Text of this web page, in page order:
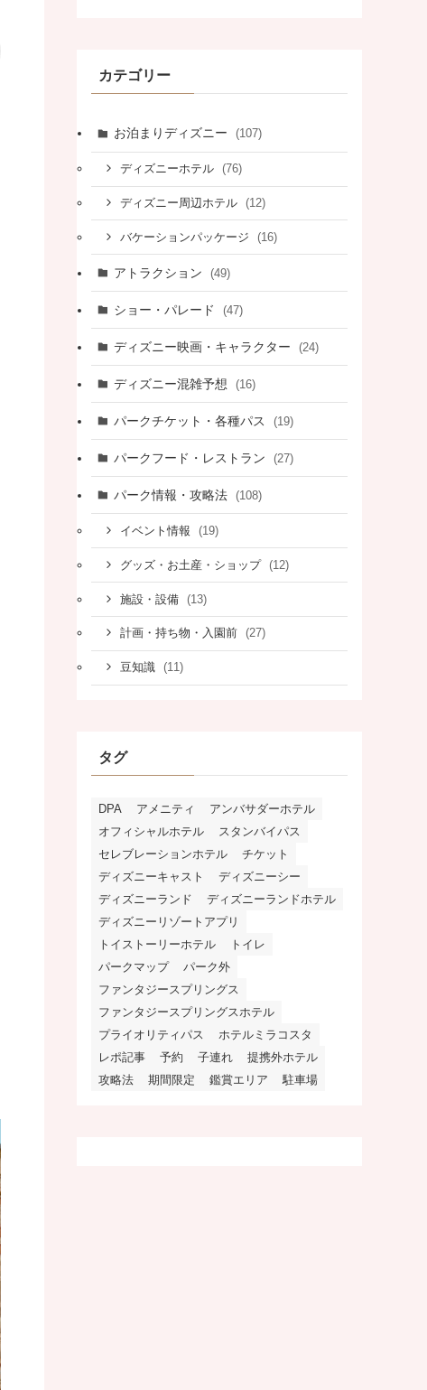
カテゴリー
お泊まりディズニー (107)
ディズニーホテル (76)
ディズニー周辺ホテル (12)
バケーションパッケージ (16)
アトラクション (49)
ショー・パレード (47)
ディズニー映画・キャラクター (24)
ディズニー混雑予想 (16)
パークチケット・各種パス (19)
パークフード・レストラン (27)
パーク情報・攻略法 (108)
イベント情報 (19)
グッズ・お土産・ショップ (12)
施設・設備 (13)
計画・持ち物・入園前 (27)
豆知識 (11)
タグ
DPA アメニティ
アンバサダーホテル
オフィシャルホテル
スタンバイパス
セレブレーションホテル
チケット
ディズニーキャスト
ディズニーシー
ディズニーランド
ディズニーランドホテル
ディズニーリゾートアプリ
トイストーリーホテル
トイレ
パークマップ
パーク外
ファンタジースプリングス
ファンタジースプリングスホテル
プライオリティパス
ホテルミラコスタ
レポ記事
予約 子連れ
提携外ホテル
攻略法
期間限定 鑑賞エリア 駐車場